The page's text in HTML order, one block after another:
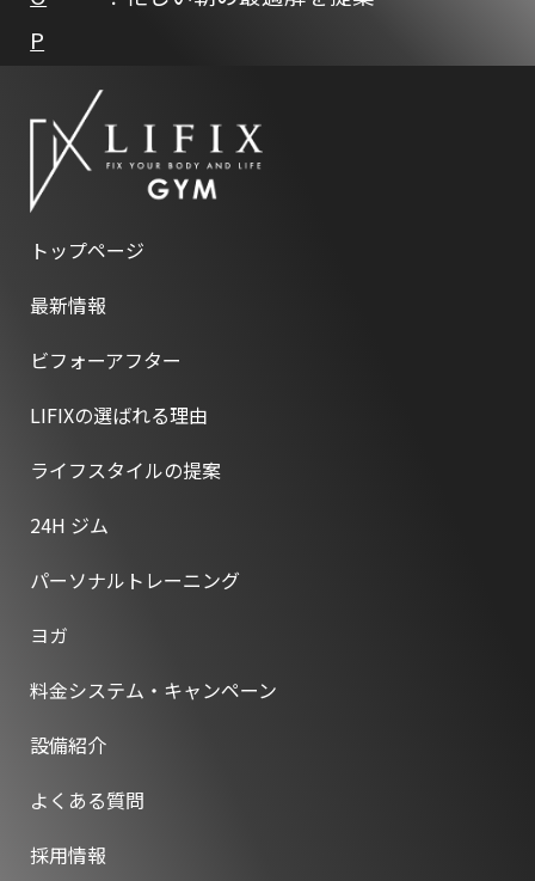
P
トップページ
最新情報
ビフォーアフター
LIFIXの選ばれる理由
ライフスタイルの提案
24H ジム
パーソナルトレーニング
ヨガ
料金システム・キャンペーン
設備紹介
よくある質問
採用情報